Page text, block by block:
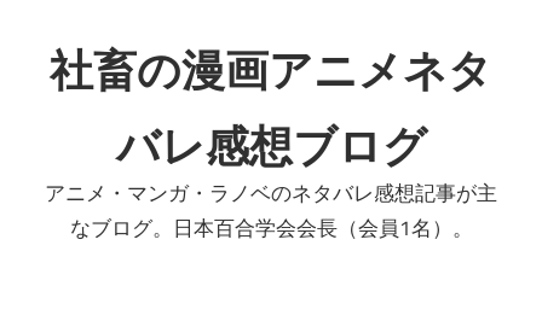
ン
テ
へ
社畜の漫画アニメネタ
バレ感想ブログ
アニメ・マンガ・ラノベのネタバレ感想記事が主
なブログ。日本百合学会会長（会員1名）。